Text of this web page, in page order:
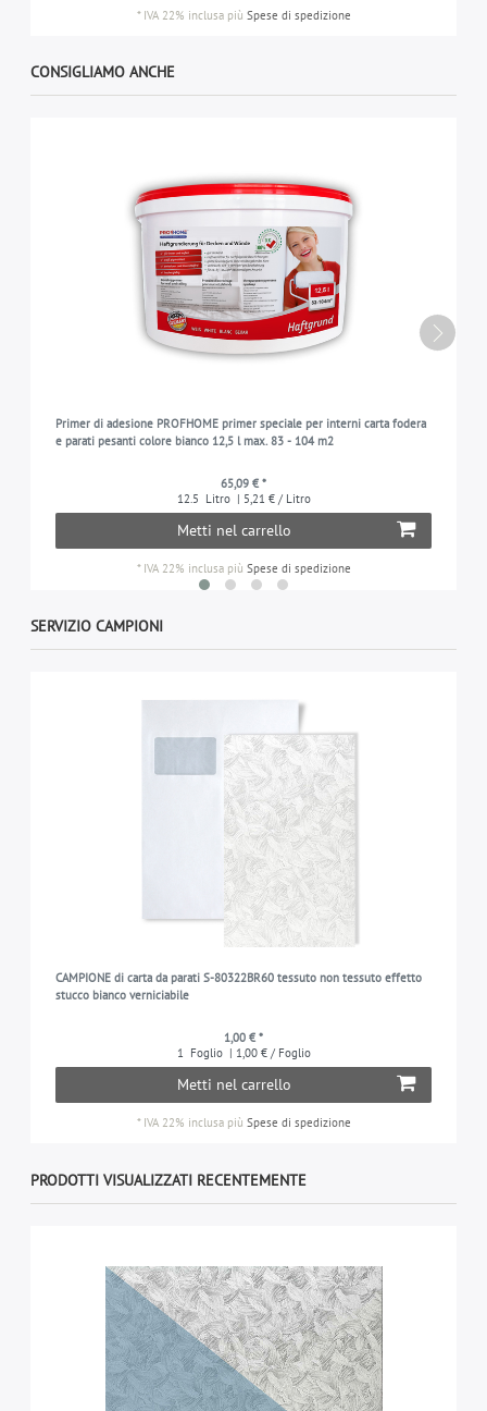
* IVA 22% inclusapiù Spese di spedizione
CONSIGLIAMO ANCHE
Primer di adesione PROFHOME primer speciale per interni carta fodera
e parati pesanti colore bianco 12,5 l max. 83 - 104 m2
65,09 € *
12.5 Litro | 5,21 € / Litro
Metti nel carrello
* IVA 22% inclusapiù Spese di spedizione
SERVIZIO CAMPIONI
CAMPIONE di carta da parati S-80322BR60 tessuto non tessuto effetto
stucco bianco verniciabile
1,00 € *
1 Foglio | 1,00 € / Foglio
Metti nel carrello
* IVA 22% inclusapiù Spese di spedizione
PRODOTTI VISUALIZZATI RECENTEMENTE